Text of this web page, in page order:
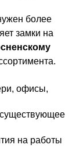
более
замки на
офисы,
на работы